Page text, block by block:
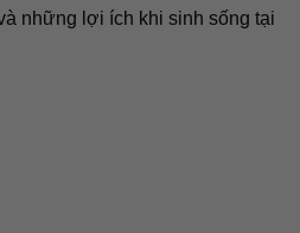
những lợi ích khi sinh sống tại